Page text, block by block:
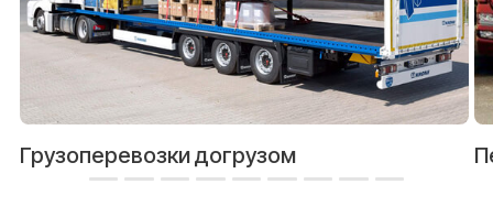
Грузоперевозки догрузом